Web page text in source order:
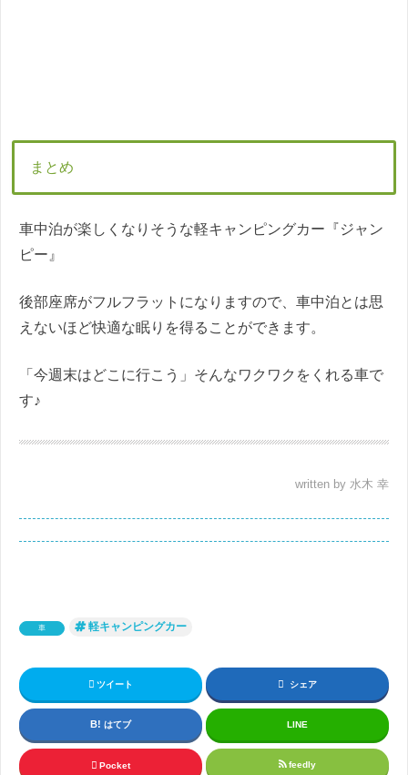
まとめ
車中泊が楽しくなりそうな軽キャンピングカー『ジャン
ピー』
後部座席がフルフラットになりますので、車中泊とは思
えないほど快適な眠りを得ることができます。
「今週末はどこに行こう」そんなワクワクをくれる車で
す♪
written by 水木 幸
車 軽キャンピングカー
ツイート シェア
はてブ LINE
Pocket feedly